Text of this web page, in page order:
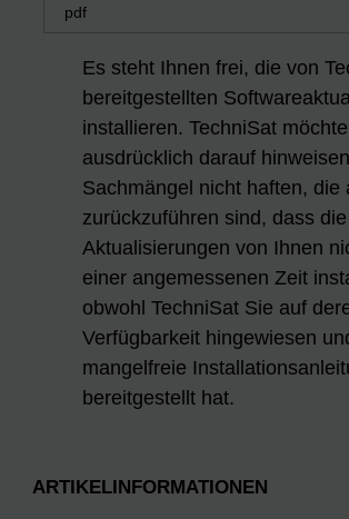
pdf
Es steht Ihnen frei, die von
bereitgestellten
installieren. TechniSat
ausdrücklich darauf
Sachmängel nicht haften, die
zurückzuführen sind, dass die
Aktualisierungen von Ihnen
einer angemessenen Zeit
obwohl TechniSat Sie auf
Verfügbarkeit hingewiesen
mangelfreie
bereitgestellt hat.
ARTIKELINFORMATIONEN